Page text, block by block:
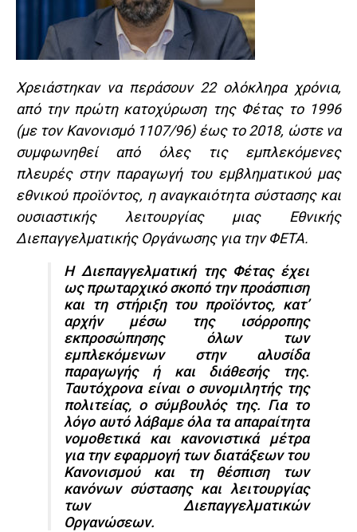
Χρειάστηκαν να περάσουν 22 ολόκληρα χρόνια,
από την πρώτη κατοχύρωση της Φέτας το 1996
(με τον Κανονισμό 1107/96) έως το 2018, ώστε να
συμφωνηθεί από όλες τις εμπλεκόμενες
πλευρές στην παραγωγή του εμβληματικού μας
εθνικού προϊόντος, η αναγκαιότητα σύστασης και
ουσιαστικής λειτουργίας μιας Εθνικής
Διεπαγγελματικής Οργάνωσης για την ΦΕΤΑ.
Η Διεπαγγελματική της Φέτας έχει
ως πρωταρχικό σκοπό την προάσπιση
και τη στήριξη του προϊόντος, κατ’
αρχήν μέσω της ισόρροπης
εκπροσώπησης όλων των
εμπλεκόμενων στην αλυσίδα
παραγωγής ή και διάθεσής της.
Ταυτόχρονα είναι ο συνομιλητής της
πολιτείας, ο σύμβουλός της. Για το
λόγο αυτό λάβαμε όλα τα απαραίτητα
νομοθετικά και κανονιστικά μέτρα
για την εφαρμογή των διατάξεων του
Κανονισμού και τη θέσπιση των
κανόνων σύστασης και λειτουργίας
των Διεπαγγελματικών
Οργανώσεων.